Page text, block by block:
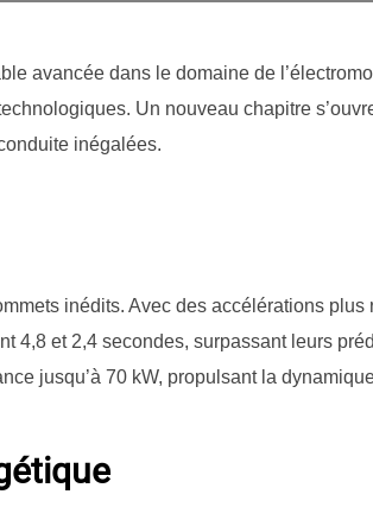
avancée dans le domaine de
Un nouveau chapitre
inégalées.
inédits. Avec des accélérations
4,8 et 2,4 secondes, surpassant leurs
jusqu’à 70 kW, propulsant la